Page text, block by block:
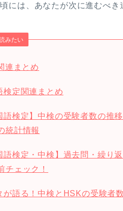
には、あなたが次に進むべき
みたい
連まとめ
検定関連まとめ
語検定】中検の受験者数の推
統計情報
語検定・中検】過去問・繰り
チェック！
が語る！中検とHSKの受験者